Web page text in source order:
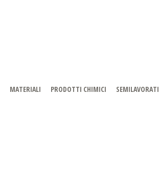
MATERIALI PRODOTTI CHIMICI SEMILAVORATI